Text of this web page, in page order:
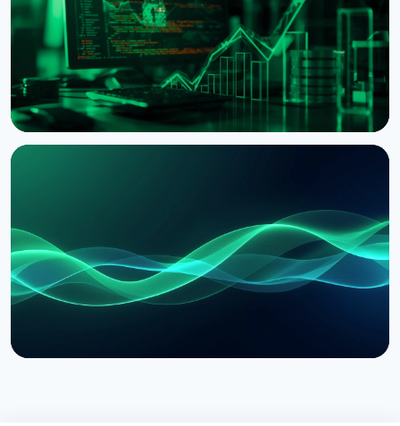
5 августа 2026 г.4 мин чтения
Delegation после исправления уязвимостей
1 августа 2026 г.